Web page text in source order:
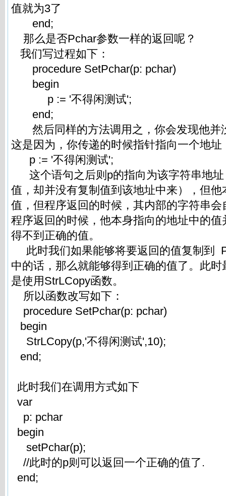
值就为3了
end;
那么是否Pchar参数一样的返回呢？
我们写过程如下：
procedure SetPchar(p: pchar)
begin
p := '不得闲测试';
end;
然后同样的方法调用之，你会发现他并
这是因为，你传递的时候指针指向一个地址
p := '不得闲测试';
这个语句之后则p的指向为该字符串地址
值，却并没有复制值到该地址中来），但
值，但程序返回的时候，其内部的字符串
程序返回的时候，他本身指向的地址中的
得不到正确的值。
此时我们如果能够将要返回的值复制到
中的话，那么就能够得到正确的值了。此
是使用StrLCopy函数。
所以函数改写如下：
procedure SetPchar(p: pchar)
begin
StrLCopy(p,'不得闲测试',10);
end;
此时我们在调用方式如下
var
p: pchar
begin
setPchar(p);
//此时的p则可以返回一个正确的值了.
end;